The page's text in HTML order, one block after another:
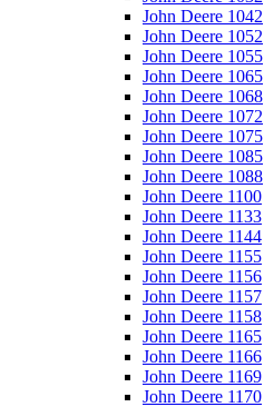
John Deere 1042
John Deere 1052
John Deere 1055
John Deere 1065
John Deere 1068
John Deere 1072
John Deere 1075
John Deere 1085
John Deere 1088
John Deere 1100
John Deere 1133
John Deere 1144
John Deere 1155
John Deere 1156
John Deere 1157
John Deere 1158
John Deere 1165
John Deere 1166
John Deere 1169
John Deere 1170